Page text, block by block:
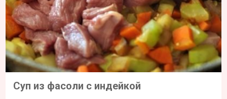
Суп из фасоли с индейкой